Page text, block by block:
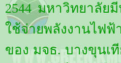
2544 มหาวิทยาลัย
ใช้จ่ายพลังงานไฟ
ของ มจธ. บางขุนเ